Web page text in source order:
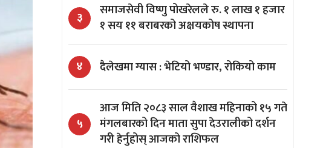
३
समाजसेवी विष्णु पोखरेलले रु. १ लाख १ हजार
१ सय ११ बराबरको अक्षयकोष स्थापना
४ दैलेखमा ग्यास : भेटियो भण्डार, रोकियो काम
५
आज मिति २०८३ साल वैशाख महिनाको १५ गते
मंगलबारको दिन माता सुपा देउरालीको दर्शन
गरी हेर्नुहोस् आजको राशिफल